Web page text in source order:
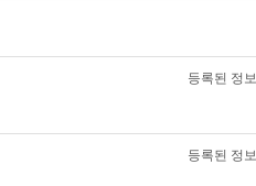
등록된 정
등록된 정